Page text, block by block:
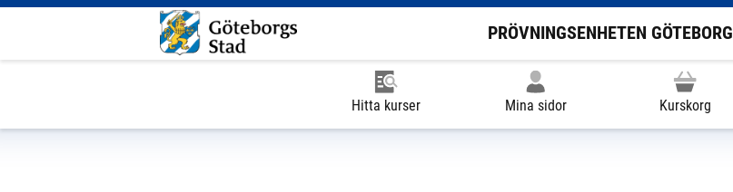
PRÖVNINGSENHETEN GÖTEBORG
Hitta kurser Mina sidor Kurskorg